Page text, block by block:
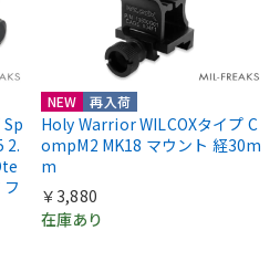
2.
NEW 再入荷
Holy Warrior WILCOXタイプ C
ompM2 MK18 マウント 経30m
m
￥3,880
在庫あり